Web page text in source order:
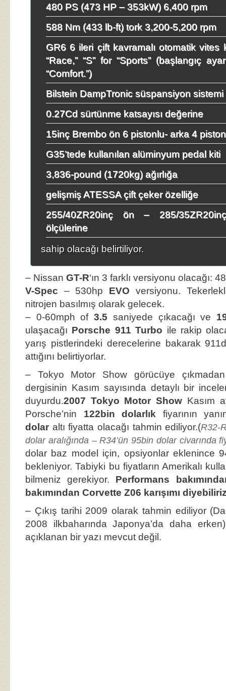
480 PS (473 HP – 353kW) 6,400 rpm
588 Nm (433 lb-ft) tork 3,200-5,200 rpm
GR6 6 ileri çift kavramalı otomatik vites
“Race,” “S” for “Sports” (başlangıç
“Comfort.”)
Bilstein DampTronic süspansiyon sistemi
0.27Cd sürtünme katsayısı değerine
15inç Brembo ön 6 pistonlu- arka 4
G35’tede kullanılan alüminyum pedal kiti
3,836-pound (1720kg) ağırlığa
gelişmiş ATESSA çift çeker özelliğe
255/40ZR20inç ön – 285/
ölçülerine
sahip olacağı belirtiliyor.
– Nissan GT-R‘ın 3 farklı versiyonu olacağı:
V-Spec – 530hp EVO versiyonu.
nitrojen basılmış olarak gelecek.
– 0-60mph of3.5 saniyede çıkacağı ve
ulaşacağı Porsche 911 Turbo ile rakip
yarış pistlerindeki derecelerine bakarak
attığını belirtiyorlar.
– Tokyo Motor Show görücüye
dergisinin Kasım sayısında detaylı bir
duyurdu.2007 Tokyo Motor Show Kasım
Porsche’nin 122bin dolarlık fiyarının
dolaraltı fiyatta olacağı tahmin ediliyor.(R32-
dolar aralığında – R34’ün 95bin dolar civarında
dolar baz model için, opsiyonlar eklenince
bekleniyor. Tabiyki bu fiyatların Amerikalı
bilmeniz gerekiyor. Performans
bakımından Corvette Z06 karışımı
– Çıkış tarihi 2009 olarak tahmin ediliyor
2008 ilkbaharında Japonya’da daha
açıklanan bir yazı mevcut değil.